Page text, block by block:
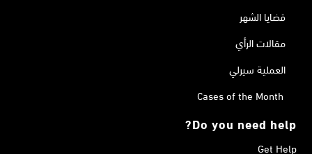
قضايا الشهر
مقالات الرأي
العملية سيرلي
Cases of the Month
Do you need help?
Get Help